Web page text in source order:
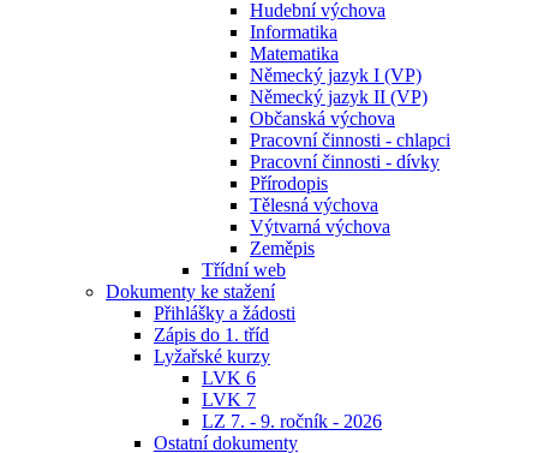
Hudební výchova
Informatika
Matematika
Německý jazyk I (VP)
Německý jazyk II (VP)
Občanská výchova
Pracovní činnosti - chlapci
Pracovní činnosti - dívky
Přírodopis
Tělesná výchova
Výtvarná výchova
Zeměpis
Třídní web
Dokumenty ke stažení
Přihlášky a žádosti
Zápis do 1. tříd
Lyžařské kurzy
LVK 6
LVK 7
LZ 7. - 9. ročník - 2026
Ostatní dokumenty